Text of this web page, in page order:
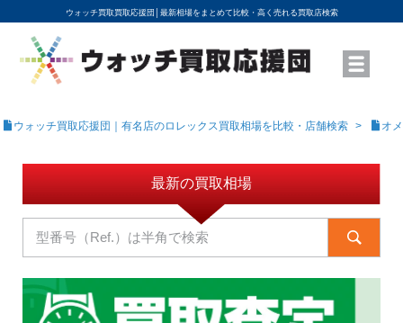
ウォッチ買取買取応援団│ 最新相場をまとめて比較・高く売れる買取店検索
YouTubeで動画を公開中
ROLEXモデル名から買取相場を調べる
高級時計ブランド名から買取相場を調べる
地域から買取店を探す
店舗名から買取店を探す
ブランド時計を高く売る方法
買取査定を依頼する
ウォッチ買取応援団｜有名店のロレックス買取相場を比較・店舗検索 オ
最新の買取相場